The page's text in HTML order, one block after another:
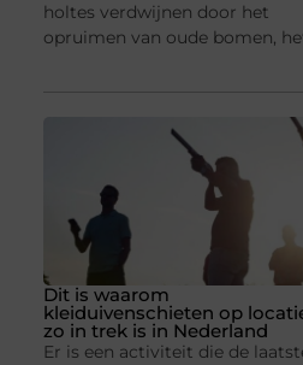
holtes verdwijnen door het
opruimen van oude bomen,
Dit is waarom
kleiduivenschieten op
zo in trek is in Nederland
Er is een activiteit die de